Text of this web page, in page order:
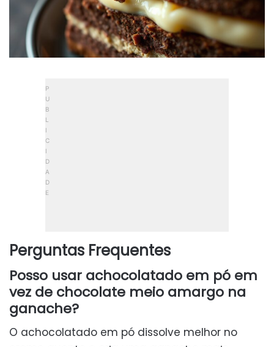
Perguntas Frequentes
Posso usar achocolatado em pó em
vez de chocolate meio amargo na
ganache?
O achocolatado em pó dissolve melhor no